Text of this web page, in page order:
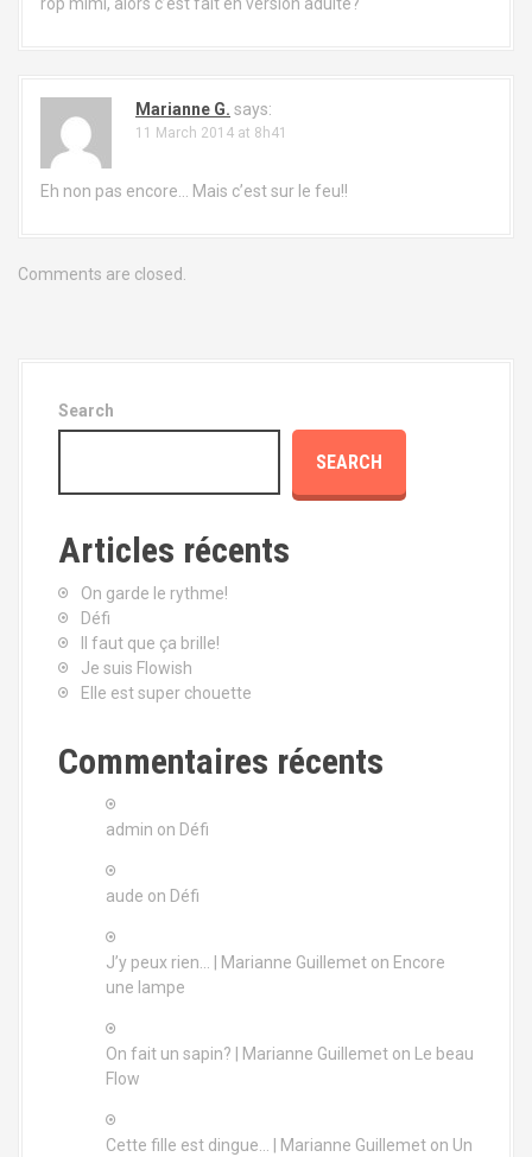
n
Marianne G. says:
11 March 2014 at 8h41
Eh non pas encore… Mais c’est sur le feu!!
Comments are closed.
Search
SEARCH
Articles récents
On garde le rythme!
Défi
Il faut que ça brille!
Je suis Flowish
Elle est super chouette
Commentaires récents
admin on Défi
aude on Défi
J’y peux rien… | Marianne Guillemet on Encore
une lampe
On fait un sapin? | Marianne Guillemet on
Le beau
Flow
Cette fille est dingue… | Marianne Guillemet on Un